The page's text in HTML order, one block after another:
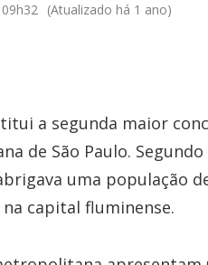
(Atualizado há 1 ano)
a segunda maior
de São Paulo. Segundo
uma população
capital fluminense.